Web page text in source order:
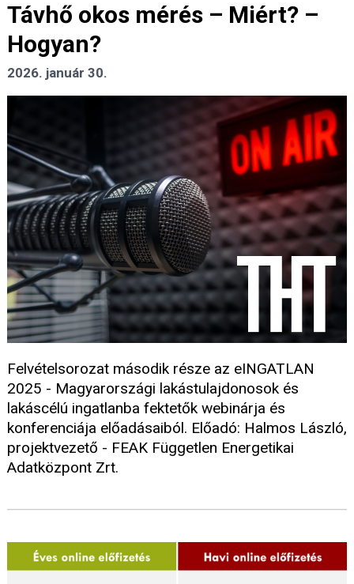
Távhő okos mérés – Miért? –
Hogyan?
2026. január 30.
Felvételsorozat második része az eINGATLAN
2025 - Magyarországi lakástulajdonosok és
lakáscélú ingatlanba fektetők webinárja és
konferenciája előadásaiból. Előadó: Halmos László,
projektvezető - FEAK Független Energetikai
Adatközpont Zrt.